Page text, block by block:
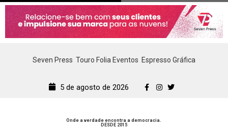
Seven Press Touro Folia Eventos Espresso Gráfica
5 de agosto de 2026
Onde a verdade encontra a democracia.
DESDE 2015